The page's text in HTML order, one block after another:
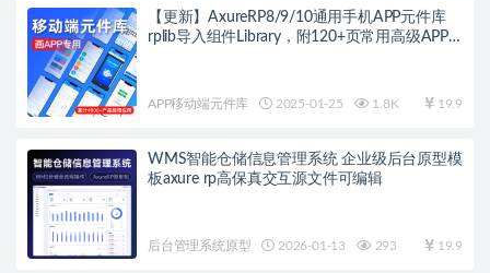
【更新】AxureRP8/9/10通用手机APP元件库
rplib导入组件Library，附120+页常用高级APP
APP移动端元件库 2025-01-25 1.8K 19.9
WMS智能仓储信息管理系统 企业级后台原型模
板axure rp高保真交互源文件可编辑
后台管理系统原型 2026-01-13 293 19.9